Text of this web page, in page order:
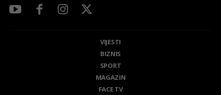
VIJESTI
BIZNIS
SPORT
MAGAZIN
FACE TV